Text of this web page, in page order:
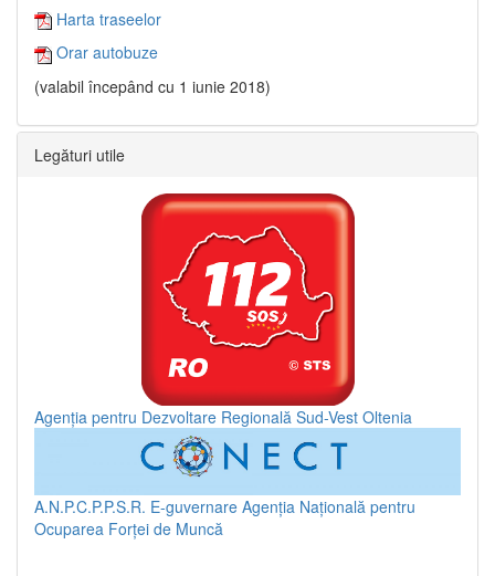
Harta traseelor
Orar autobuze
(valabil începând cu 1 iunie 2018)
Legături utile
Agenția pentru Dezvoltare Regională Sud-Vest Oltenia
A.N.P.C.P.P.S.R. E-guvernare Agenția Națională pentru
Ocuparea Forței de Muncă